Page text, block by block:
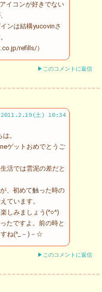
イコンが好きでない
ンは結構yucovinさ
refills/）
▶このコメントに返信
2011.2.19(土) 10:34
。
ゲットおめでとうご
活では雲泥の差だと
、初めて触った時の
ています。
しみましょう(^○^)
たですよ。前の時と
ね(^_－)－☆
▶このコメントに返信